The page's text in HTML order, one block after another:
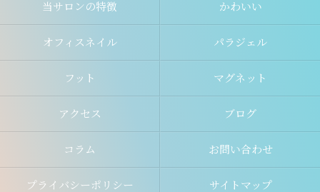
当サロンの特徴 かわいい
オフィスネイル パラジェル
フット マグネット
アクセス ブログ
コラム お問い合わせ
プライバシーポリシー サイトマップ